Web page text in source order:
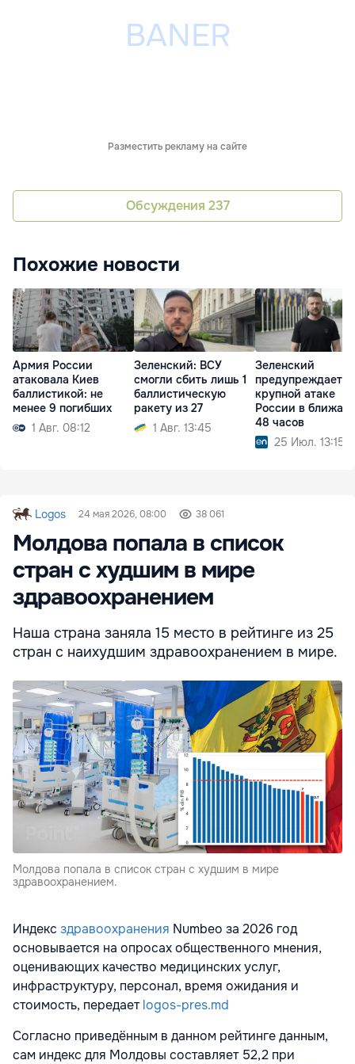
Разместить рекламу на сайте
Обсуждения 237
Похожие новости
Армия России
атаковала Киев
баллистикой: не
менее 9 погибших
1 Авг. 08:12
Зеленский: ВСУ
смогли сбить лишь 1
баллистическую
ракету из 27
1 Авг. 13:45
Зеленский
предупреждает о
крупной атаке
России в
48 часов
25 Июл. 13:15
Logos 24 мая 2026, 08:00 38 061
Молдова попала в список
стран с худшим в мире
здравоохранением
Наша страна заняла 15 место в рейтинге из 25
стран с наихудшим здравоохранением в мире.
Молдова попала в список стран с худшим в мире
здравоохранением.
Индекс здравоохранения Numbeo за 2026 год
основывается на опросах общественного мнения,
оценивающих качество медицинских услуг,
инфраструктуру, персонал, время ожидания и
стоимость, передаетlogos-pres.md
Согласно приведённым в данном рейтинге данным,
сам индекс для Молдовы составляет 52,2 при